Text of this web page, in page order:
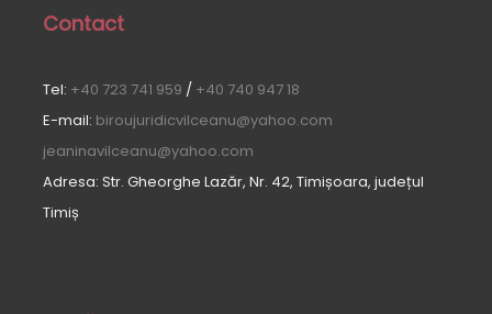
Contact
Tel: +40 723 741 959 / +40 740 947 18
E-mail: biroujuridicvilceanu@yahoo.com
jeaninavilceanu@yahoo.com
Adresa: Str. Gheorghe Lazăr, Nr. 42, Timișoara, județul
Timiș